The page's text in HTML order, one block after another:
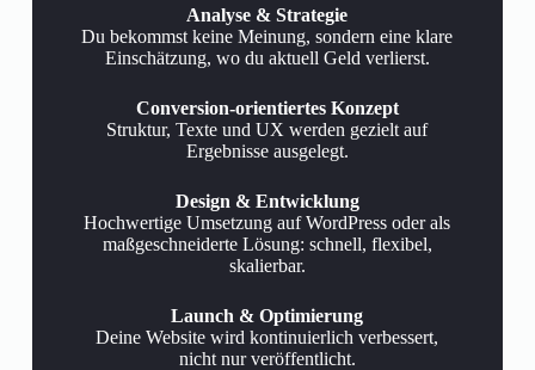
Analyse & Strategie
Du bekommst keine Meinung, sondern eine klare
Einschätzung, wo du aktuell Geld verlierst.
Conversion-orientiertes Konzept
Struktur, Texte und UX werden gezielt auf
Ergebnisse ausgelegt.
Design & Entwicklung
Hochwertige Umsetzung auf WordPress oder als
maßgeschneiderte Lösung: schnell, flexibel,
skalierbar.
Launch & Optimierung
Deine Website wird kontinuierlich verbessert,
nicht nur veröffentlicht.